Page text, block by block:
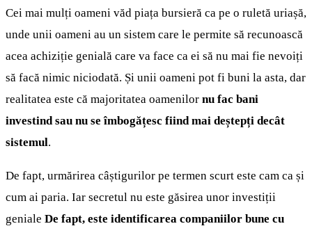
Cei mai mulți oameni văd piața bursieră ca pe o ruletă uriașă,
unde unii oameni au un sistem care le permite să recunoască
acea achiziție genială care va face ca ei să nu mai fie nevoiți
să facă nimic niciodată. Și unii oameni pot fi buni la asta, dar
realitatea este că majoritatea oamenilor nu fac bani
investind sau nu se îmbogățesc fiind mai deștepți decât
sistemul.
De fapt, urmărirea câștigurilor pe termen scurt este cam ca și
cum ai paria. Iar secretul nu este găsirea unor investiții
geniale De fapt, este identificarea companiilor bune cu